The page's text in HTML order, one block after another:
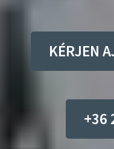
KÉRJEN
+36